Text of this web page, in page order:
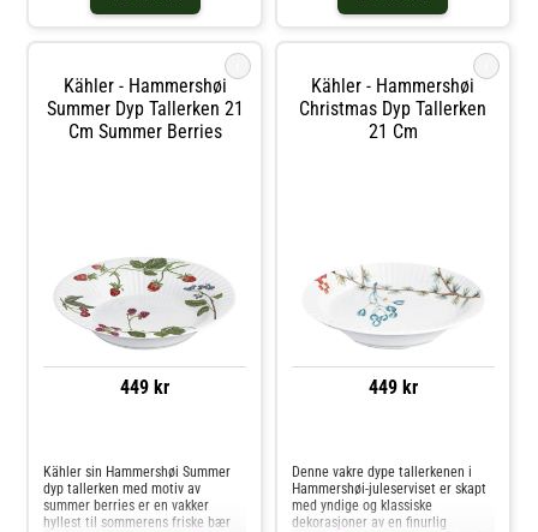
dype tallerkenen er perfekt til
suppe eller for eksempel yog
til både kremete pastaretter,
sesongbaserte supper og lune
Kähler - Hammershøi
Summer Dyp Tallerken 21
Cm Summer Berries
449 kr
Kähler sin Hammershøi Summer
dyp tallerken med motiv av
summer berries er en vakker
hyllest til sommerens friske bær
Kähler - Hammershøi
Christmas Dyp Tallerken
21 Cm
449 kr
Denne vakre dype tallerkenen i
Hammershøi-juleserviset er skapt
med yndige og klassiske
dekorasjoner av en finurlig